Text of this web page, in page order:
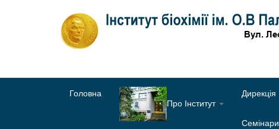
Головна
Про Інститут
Дирекція
Семінари